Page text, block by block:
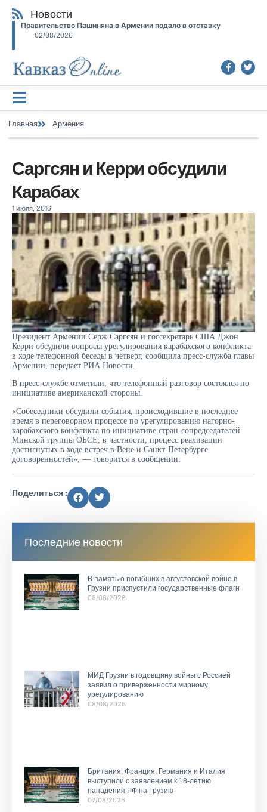
Новости
Правительство Пашиняна в Армении подало в отставку
02/08/2026
Главная Армения
Саргсян и Керри обсудили
Карабах
1 июля, 2016
Президент Армении Серж Саргсян и госсекретарь США Джон
Керри обсудили вопросы урегулирования карабахского конфликта
в ходе телефонной беседы в четверг, сообщила пресс-служба главы
Армении, передает РИА Новости.
В пресс-службе отметили, что телефонный разговор состоялся по
инициативе американской стороны.
«Собеседники обсудили события, происходившие в последнее
время в переговорном процессе по урегулированию нагорно-
карабахского конфликта по инициативе стран-сопредседателей
Минской группы ОБСЕ, в частности, процесс реализации
достигнутых в ходе встреч в Вене и Санкт-Петербурге
договоренностей», — говорится в сообщении.
Поделиться :
Последние новости
В память о погибших в августовской войне в
Грузии приспустили государственные флаги
08/08/2026
МИД Грузии в годовщину войны с Россией
заявил о приверженности мирному
урегулированию
08/08/2026
Британия, Франция, Германия и Италия
выступили с заявлением к 18-летию
нападения РФ на Грузию
07/08/2026